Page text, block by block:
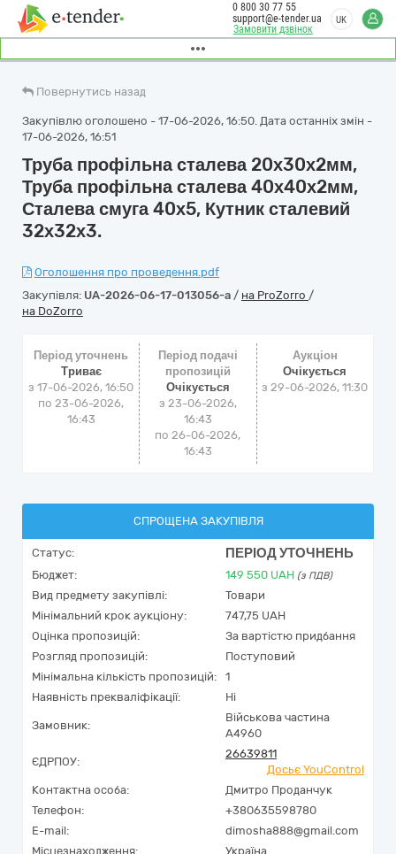
Замовити дзвінок
0 800 30 77 55
support@e-tender.ua
UK
Повернутись назад
Закупівлю оголошено - 17-06-2026, 16:50. Дата останніх змін -
17-06-2026, 16:51
Труба профільна сталева 20х30х2мм,
Труба профільна сталева 40х40х2мм,
Сталева смуга 40х5, Кутник сталевий
32х32х3.
Оголошення про проведення.pdf
Закупівля: UA-2026-06-17-013056-a / на ProZorro /
на DoZorro
Період уточнень
Триває
з 17-06-2026, 16:50
по 23-06-2026,
16:43
Період подачі
пропозицій
Очікується
з 23-06-2026,
16:43
по 26-06-2026,
16:43
Аукціон
Очікується
з29-06-2026, 11:30
СПРОЩЕНА ЗАКУПІВЛЯ
Статус: ПЕРІОД УТОЧНЕНЬ
Бюджет: 149 550 UAH (з ПДВ)
Вид предмету закупівлі:
Товари
Мінімальний крок аукціону:
747,75 UAH
Оцінка пропозицій:
За вартістю придбання
Розгляд пропозицій:
Поступовий
Мінімальна кількість пропозицій:
1
Наявність прекваліфікації:
Ні
Замовник:
Військова частина
А4960
ЄДРПОУ:
26639811
Досьє YouControl
Контактна особа:
Дмитро Проданчук
Телефон:
+380635598780
E-mail:
dimosha888@gmail.com
Місцезнаходження:
Україна